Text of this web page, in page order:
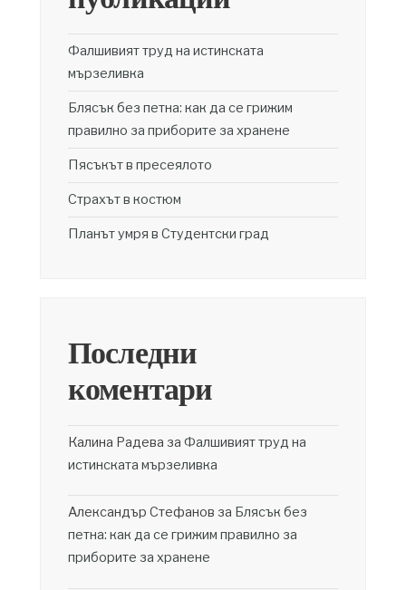
Фалшивият труд на истинската
мързеливка
Блясък без петна: как да се грижим
правилно за приборите за хранене
Пясъкът в пресеялото
Страхът в костюм
Планът умря в Студентски град
Последни
коментари
Калина Радева за Фалшивият труд на
истинската мързеливка
Александър Стефанов за Блясък без
петна: как да се грижим правилно за
приборите за хранене